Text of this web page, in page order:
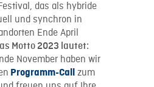
das als hybride
und synchron in
Ende April
Motto 2023 lautet:
November haben wir
Programm-Call
zum